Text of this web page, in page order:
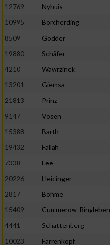
12769
Nyhuis
10995
Borcherding
8509
Godder
19880
Schäfer
4210
Wawrzinek
13201
Giemsa
21813
Prinz
9147
Vosen
15388
Barth
19432
Fallah
7338
Lee
20226
Heidinger
2817
Böhme
15409
Cummerow-Ringleben
4441
Schattenberg
10023
Farrenkopf